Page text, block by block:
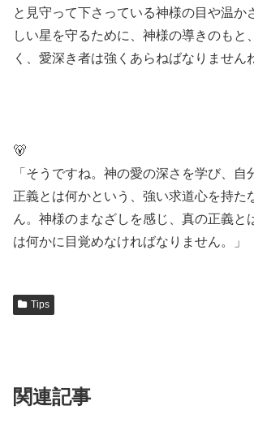
と見守って下さっている神様の目や温か
しい星を守るために、神様の導きのもと
く、愛深き者は強くあらねばなりません
🐻
「そうですね。神の愛の深さを学び、自
正義とは何かという、強い求道心を持た
ん。神様のまなざしを感じ、真の正義と
は何かに目覚めなければなりません。」
Tips
関連記事